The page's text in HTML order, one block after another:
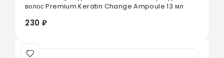
волос Premium Keratin Change Ampoule 13 мл
230 ₽